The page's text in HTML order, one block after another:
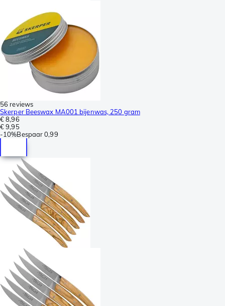
56 reviews
Skerper Beeswax MA001 bijenwas, 250 gram
€ 8,96
€ 9,95
-10%Bespaar 0,99